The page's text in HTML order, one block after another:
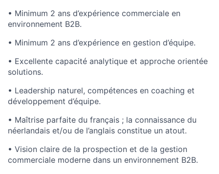
• Minimum 2 ans d’expérience commerciale en
environnement B2B.
• Minimum 2 ans d’expérience en gestion d’équipe.
• Excellente capacité analytique et approche orientée
solutions.
• Leadership naturel, compétences en coaching et
développement d’équipe.
• Maîtrise parfaite du français ; la connaissance du
néerlandais et/ou de l’anglais constitue un atout.
• Vision claire de la prospection et de la gestion
commerciale moderne dans un environnement B2B.